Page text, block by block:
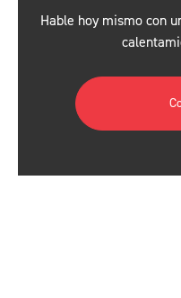
Hable hoy mismo con